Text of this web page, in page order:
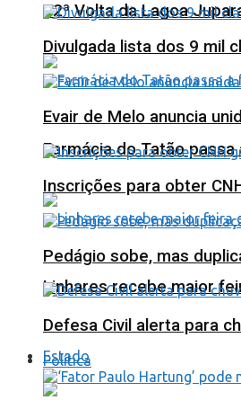
12ª Volta da Lagoa
Farmácia do Tatão
Linhares recebe maior
Estado
Divulgada lista dos 9 mil
Evair de Melo anuncia
Inscrições para obter
Pedágio sobe, mas
Defesa Civil alerta para
Política